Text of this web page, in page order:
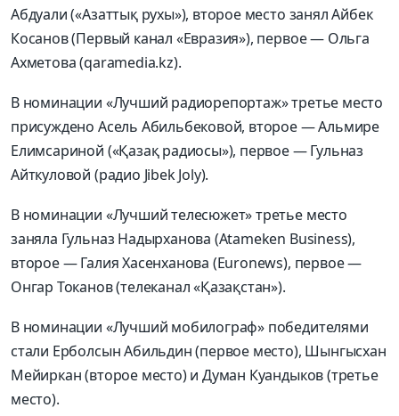
Абдуали («Азаттық рухы»), второе место занял Айбек
Косанов (Первый канал «Евразия»), первое — Ольга
Ахметова (qaramedia.kz).
В номинации «Лучший радиорепортаж» третье место
присуждено Асель Абильбековой, второе — Альмире
Елимсариной («Қазақ радиосы»), первое — Гульназ
Айткуловой (радио Jibek Joly).
В номинации «Лучший телесюжет» третье место
заняла Гульназ Надырханова (Atameken Business),
второе — Галия Хасенханова (Euronews), первое —
Онгар Токанов (телеканал «Қазақстан»).
В номинации «Лучший мобилограф» победителями
стали Ерболсын Абильдин (первое место), Шынгысхан
Мейиркан (второе место) и Думан Куандыков (третье
место).